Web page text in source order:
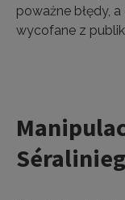
poważne błędy,
wycofane z